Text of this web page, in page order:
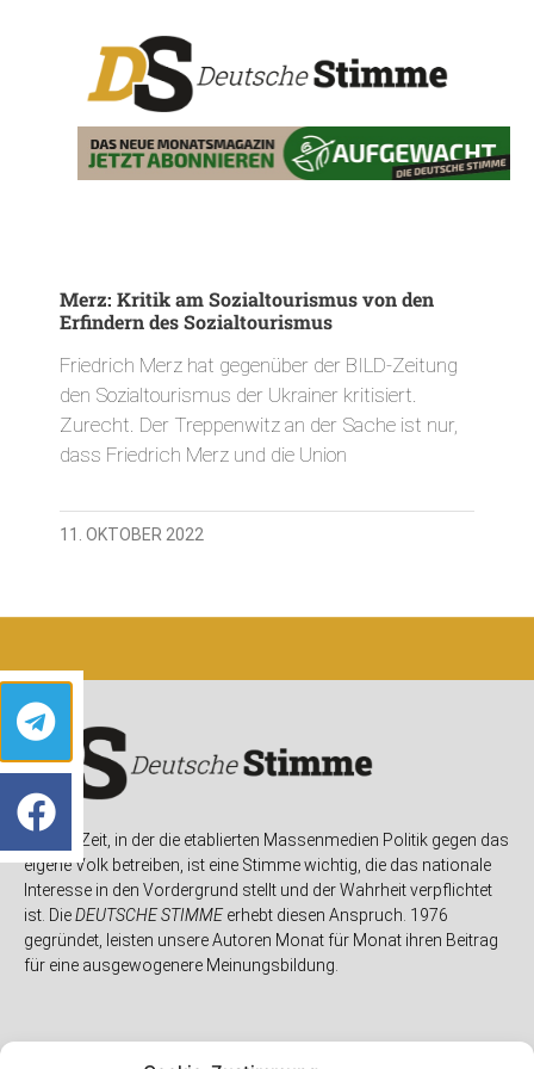
Merz: Kritik am Sozialtourismus von den
Erfindern des Sozialtourismus
Friedrich Merz hat gegenüber der BILD-Zeitung
den Sozialtourismus der Ukrainer kritisiert.
Zurecht. Der Treppenwitz an der Sache ist nur,
dass Friedrich Merz und die Union
11. OKTOBER 2022
In einer Zeit, in der die etablierten Massenmedien Politik gegen das
eigene Volk betreiben, ist eine Stimme wichtig, die das nationale
Interesse in den Vordergrund stellt und der Wahrheit verpflichtet
ist. DieDEUTSCHE STIMMEerhebt diesen Anspruch. 1976
gegründet, leisten unsere Autoren Monat für Monat ihren Beitrag
für eine ausgewogenere Meinungsbildung.